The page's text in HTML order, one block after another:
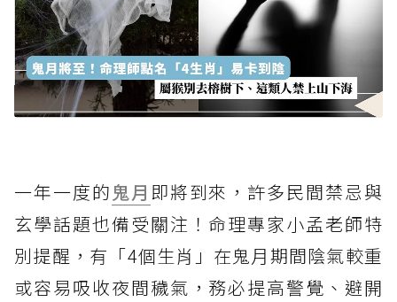
一年一度的鬼月 即將到來，許多民間禁忌與
玄學話題也備受關注！命理專家小孟老師特
別提醒，有「4個生肖」在鬼月期間陰氣較重
或容易吸收夜間穢氣，務必提高警覺、避開